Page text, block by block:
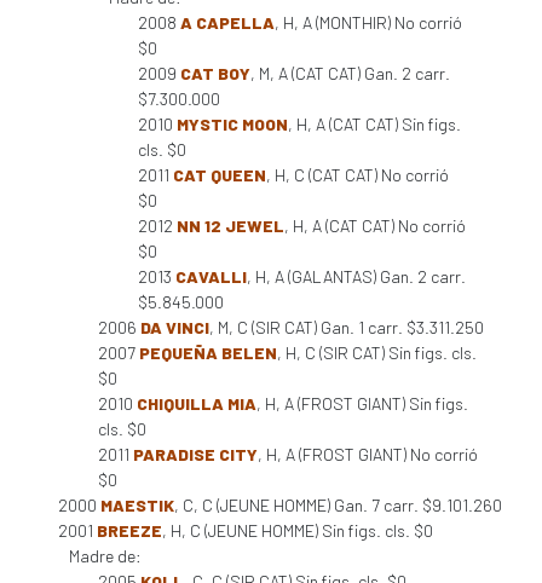
2008 A CAPELLA, H, A (MONTHIR) No corrió
$0
2009 CAT BOY, M, A (CAT CAT) Gan. 2 carr.
$7.300.000
2010 MYSTIC MOON, H, A (CAT CAT) Sin figs.
cls. $0
2011 CAT QUEEN, H, C (CAT CAT) No corrió
$0
2012 NN 12 JEWEL, H, A (CAT CAT) No corrió
$0
2013 CAVALLI, H, A (GALANTAS) Gan. 2 carr.
$5.845.000
2006 DA VINCI, M, C (SIR CAT) Gan. 1 carr. $3.311.250
2007 PEQUEÑA BELEN, H, C (SIR CAT) Sin figs. cls.
$0
2010 CHIQUILLA MIA, H, A (FROST GIANT) Sin figs.
cls. $0
2011 PARADISE CITY, H, A (FROST GIANT) No corrió
$0
2000 MAESTIK, C, C (JEUNE HOMME) Gan. 7 carr. $9.101.260
2001 BREEZE, H, C (JEUNE HOMME) Sin figs. cls. $0
Madre de: